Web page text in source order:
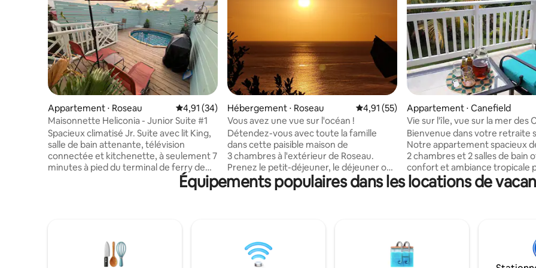
Appartement ⋅ Roseau Évaluation moyenne sur la base de 34 commentaires : 4,91 sur 5
4,91 (34)
Maisonnette Heliconia - Junior Suite #1
Spacieux climatisé Jr. Suite avec lit King,
salle de bain attenante, télévision
connectée et kitchenette, à seulement 7
minutes à pied du terminal de ferry de
Roseau. À quelques pas des restaurants,
des bars, des boutiques et de Pebbles
préférés à proximité, tels que le
restaurant Fort Young's Palisades, le
Hébergement ⋅ Roseau Évaluation moyenne sur la base de 55
4,91 (55)
Vous avez une vue sur l'océan !
Détendez-vous avec toute la famille
dans cette paisible maison de
3 chambres à l'extérieur de Roseau.
Prenez le petit-déjeuner, le déjeuner ou
le dîner avec une vue magnifique sur la
mer des Caraïbes. Couchers de soleil
écologique. Marchez jusqu'aux
attractions d'observation des baleines et
Appartement ⋅ Canefield
Vie sur l'île, vue sur la mer des
et coucher de soleil
Bienvenue dans votre retraite
Notre appartement spacieux
2 chambres et 2 salles de bain
confort et ambiance tropicale
parfait pour les couples, les
amis ou les voyageurs d'affaires.
sur la mer et des magnifiques
de soleil. Située à Morne Daniel, à
Équipements populaires dans les locations de